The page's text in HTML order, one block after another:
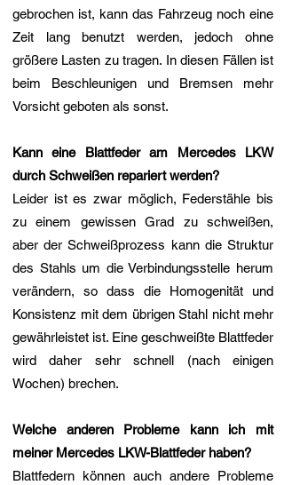
gebrochen ist, kann das Fahrzeug noch eine
Zeit lang benutzt werden, jedoch ohne
größere Lasten zu tragen. In diesen Fällen ist
beim Beschleunigen und Bremsen mehr
Vorsicht geboten als sonst.
Kann eine Blattfeder am Mercedes LKW
durch Schweißen repariert werden?
Leider ist es zwar möglich, Federstähle bis
zu einem gewissen Grad zu schweißen,
aber der Schweißprozess kann die Struktur
des Stahls um die Verbindungsstelle herum
verändern, so dass die Homogenität und
Konsistenz mit dem übrigen Stahl nicht mehr
gewährleistet ist. Eine geschweißte Blattfeder
wird daher sehr schnell (nach einigen
Wochen) brechen.
Welche anderen Probleme kann ich mit
meiner Mercedes LKW-Blattfeder haben?
Blattfedern können auch andere Probleme